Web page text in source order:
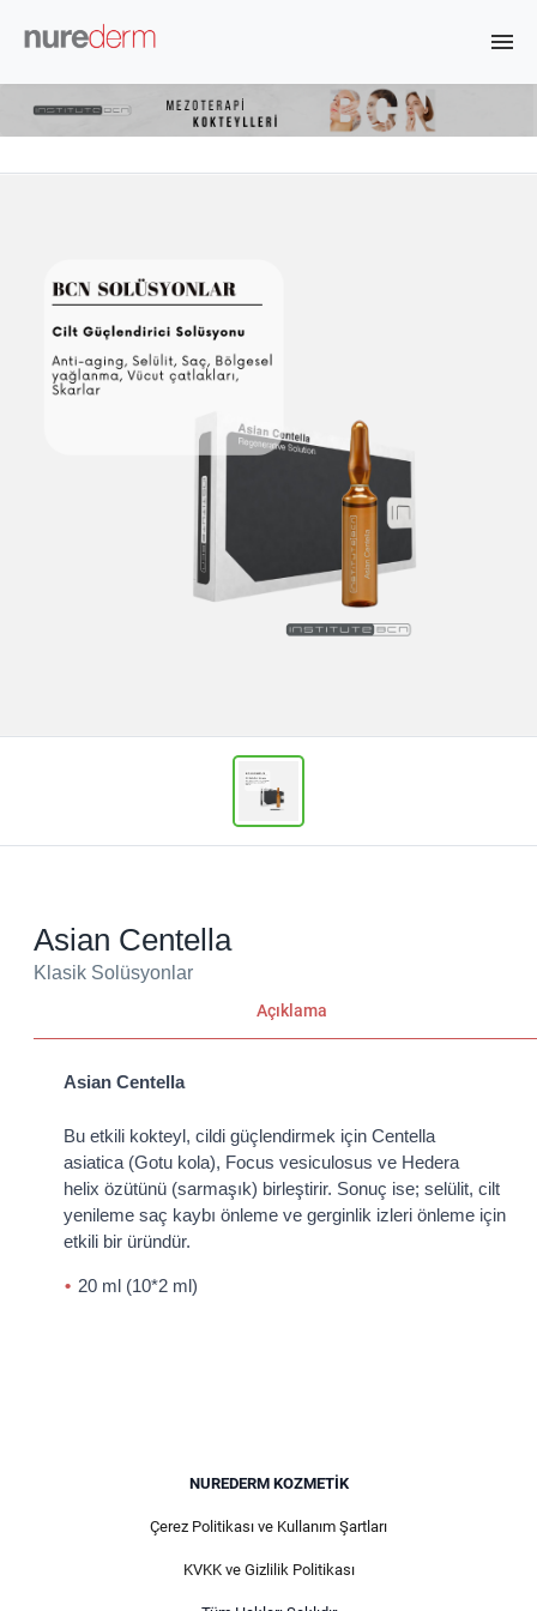
Asian Centella
Klasik Solüsyonlar
Açıklama
Asian Centella
Bu etkili kokteyl, cildi güçlendirmek için Centella
asiatica (Gotu kola), Focus vesiculosus ve Hedera
helix özütünü (sarmaşık) birleştirir. Sonuç ise; selülit, cilt
yenileme saç kaybı önleme ve gerginlik izleri önleme için
etkili bir üründür.
20 ml (10*2 ml)
NUREDERM KOZMETIK
Çerez Politikası ve Kullanım Şartları
KVKK ve Gizlilik Politikası